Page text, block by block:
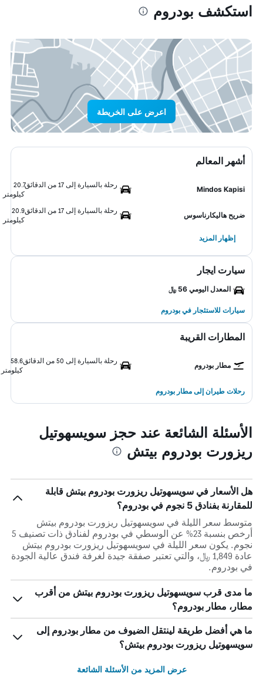
استكشف بودروم
اعرض على الخريطة
أشهر المعالم
Mindos Kapisi
رحلة بالسيارة إلى 17 من الدقائق
20.7
كيلومتر
ضريح هاليكارناسوس
رحلة بالسيارة إلى 17 من الدقائق
20.9
كيلومتر
إظهار المزيد
سيارت ايجار
المعدل اليومي 56 ﷼
سيارات للاستئجار في بودروم
المطارات القريبة
مطار بودروم
رحلة بالسيارة إلى 50 من الدقائق
58.6
كيلومتر
رحلات طيران إلى مطار بودروم
الأسئلة الشائعة عند حجز سويسهوتيل
ريزورت بودروم بيتش
هل الأسعار في سويسهوتيل ريزورت بودروم بيتش قابلة
للمقارنة بفنادق 5 نجوم في بودروم؟
متوسط سعر الليلة في سويسهوتيل ريزورت بودروم بيتش
أرخص بنسبة 23% عن الوسطي في بودروم لفنادق ذات تصنيف 5
نجوم. يكون سعر الليلة في سويسهوتيل ريزورت بودروم بيتش
عادة 1,849 ﷼، والتي تعتبر صفقة جيدة لغرفة فندق عالية الجودة
في بودروم.
ما مدى قرب سويسهوتيل ريزورت بودروم بيتش من أقرب
مطار، مطار بودروم؟
ما هي أفضل طريقة لينتقل الضيوف من مطار بودروم إلى
سويسهوتيل ريزورت بودروم بيتش؟
عرض المزيد من الأسئلة الشائعة